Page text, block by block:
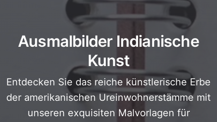
Ausmalbilder Indianische
Kunst
Entdecken Sie das reiche künstlerische Erbe
der amerikanischen Ureinwohnerstämme mit
unseren exquisiten Malvorlagen für